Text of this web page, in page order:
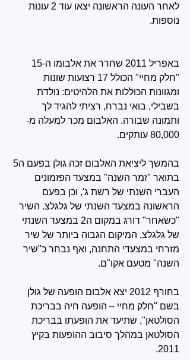
לאחר העונה הראשונה יצאו עוד 2 עונות
נוספות.
"חלק מחיי" הכולל 17 רצועות שונות
ומגוונות הכוללות את הלהיטים: נולדת
בשבילי, בואי נברח, רציתי להגיד לך
ותמונה שבורה. האלבום מכר למעלה מ-
80,000 עותקים.
בתואר "זמר השנה" במצעד הפזמונים
העברי השנתי של רשת ג', וכן בפעם
הראשונה במצעד השנתי של גלגלצ. השיר
"כשאחר" דורג במקום ה2 במצעד השנתי
של גלגלצ, המיקום הגבוה ביותר של שיר
מזרחי במצעדי התחנה, ואף נבחר כ"שיר
השנה" מטעם אקו"ם.
בחורף 2012 יצא אלבום הופעה של גולן
בשם "חלק מחיי – הופעה חיה בבריכת
הסולטאן", שתיעד את הופעתו בבריכת
הסולטאן במהלך סיבוב ההופעות בקיץ
2011.